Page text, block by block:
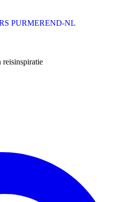
PURMEREND-NL
reisinspiratie